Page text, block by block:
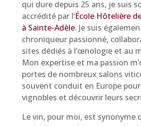
qui dure depuis 25 ans, je suis
accrédité par l’École Hôtelière
à Sainte-Adèle. Je suis
chroniqueur passionné,
sites dédiés à l’œnologie et au
Mon expertise et ma passion
portes de nombreux salons
souvent conduit en Europe
vignobles et découvrir leurs
Le vin, pour moi, est synonyme